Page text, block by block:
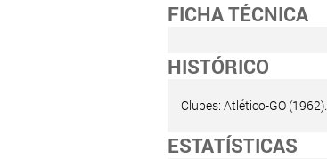
FICHA TÉCNICA
HISTÓRICO
Clubes: Atlético-GO (1962).
ESTATÍSTICAS